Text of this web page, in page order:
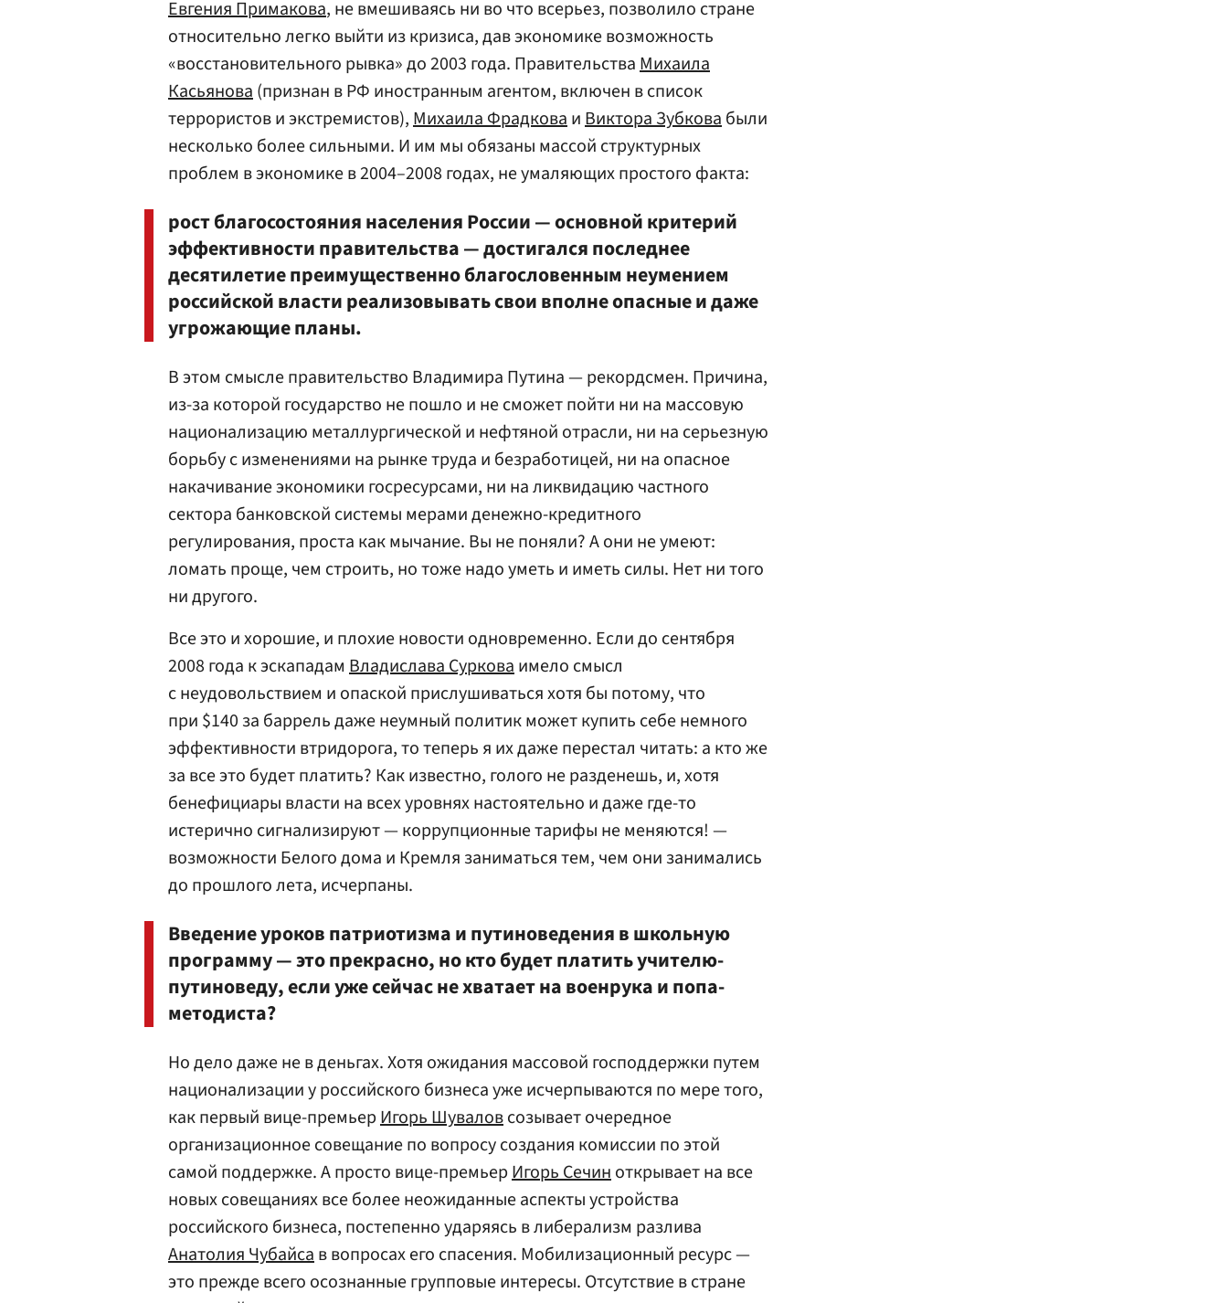
Евгения Примакова, не вмешиваясь ни во что всерьез, позволило стране
относительно легко выйти из кризиса, дав экономике возможность
«восстановительного рывка» до 2003 года. ПравительстваМихаила
Касьянова(признан в РФ иностранным агентом, включен в список
террористов и экстремистов),Михаила ФрадковаиВиктора Зубковабыли
несколько более сильными. И им мы обязаны массой структурных
проблем в экономике в 2004–2008 годах, не умаляющих простого факта:
рост благосостояния населения России — основной критерий
эффективности правительства — достигался последнее
десятилетие преимущественно благословенным неумением
российской власти реализовывать свои вполне опасные и даже
угрожающие планы.
В этом смысле правительство Владимира Путина — рекордсмен. Причина,
из-за которой государство не пошло и не сможет пойти ни на массовую
национализацию металлургической и нефтяной отрасли, ни на серьезную
борьбу с изменениями на рынке труда и безработицей, ни на опасное
накачивание экономики госресурсами, ни на ликвидацию частного
сектора банковской системы мерами денежно-кредитного
регулирования, проста как мычание. Вы не поняли? А они не умеют:
ломать проще, чем строить, но тоже надо уметь и иметь силы. Нет ни того
ни другого.
Все это и хорошие, и плохие новости одновременно. Если до сентября
2008 года к эскападам Владислава Сурковаимело смысл
с неудовольствием и опаской прислушиваться хотя бы потому, что
при $140 за баррель даже неумный политик может купить себе немного
эффективности втридорога, то теперь я их даже перестал читать: а кто же
за все это будет платить? Как известно, голого не разденешь, и, хотя
бенефициары власти на всех уровнях настоятельно и даже где-то
истерично сигнализируют — коррупционные тарифы не меняются! —
возможности Белого дома и Кремля заниматься тем, чем они занимались
до прошлого лета, исчерпаны.
Введение уроков патриотизма и путиноведения в школьную
программу — это прекрасно, но кто будет платить учителю-
путиноведу, если уже сейчас не хватает на военрука и попа-
методиста?
Но дело даже не в деньгах. Хотя ожидания массовой господдержки путем
национализации у российского бизнеса уже исчерпываются по мере того,
как первый вице-премьерИгорь Шуваловсозывает очередное
организационное совещание по вопросу создания комиссии по этой
самой поддержке. А просто вице-премьерИгорь Сечиноткрывает на все
новых совещаниях все более неожиданные аспекты устройства
российского бизнеса, постепенно ударяясь в либерализм разлива
Анатолия Чубайсав вопросах его спасения. Мобилизационный ресурс —
это прежде всего осознанные групповые интересы. Отсутствие в стране